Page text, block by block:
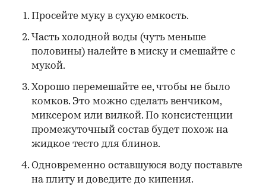
Просейте муку в сухую емкость.
Часть холодной воды (чуть меньше
половины) налейте в миску и смешайте с
мукой.
Хорошо перемешайте ее, чтобы не было
комков. Это можно сделать венчиком,
миксером или вилкой. По консистенции
промежуточный состав будет похож на
жидкое тесто для блинов.
Одновременно оставшуюся воду поставьте
на плиту и доведите до кипения.